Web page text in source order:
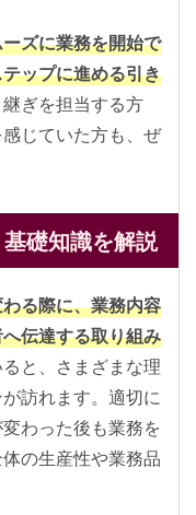
ズに業務を開始で
ップに進める引き
ぎを担当する方
じていた方も、ぜ
礎知識を解説
る際に、業務内容
伝達する取り組み
と、さまざまな理
訪れます。適切に
わった後も業務を
の生産性や業務品